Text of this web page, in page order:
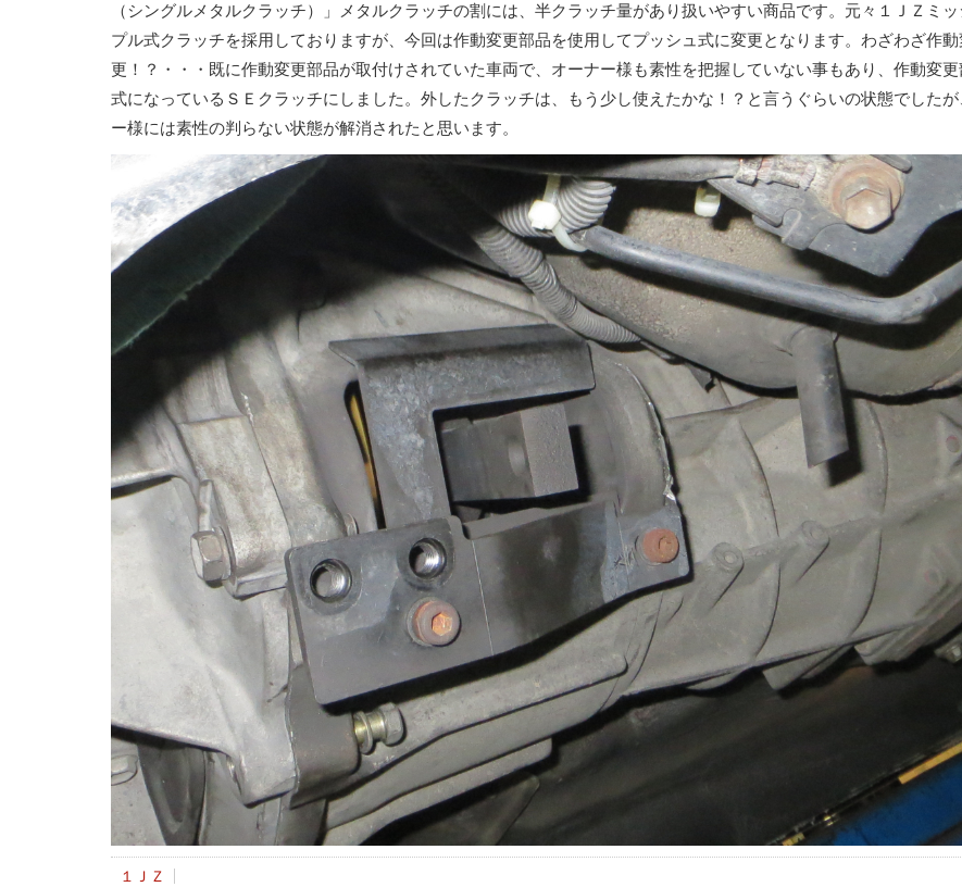
（シングルメタルクラッチ）」メタルクラッチの割には、半クラッチ量があり扱いやすい商品です。元々１ＪＺミ
プル式クラッチを採用しておりますが、今回は作動変更部品を使用してプッシュ式に変更となります。わざわざ作動
更！？・・・既に作動変更部品が取付けされていた車両で、オーナー様も素性を把握していない事もあり、作動変
式になっているＳＥクラッチにしました。外したクラッチは、もう少し使えたかな！？と言うぐらいの状態でした
ー様には素性の判らない状態が解消されたと思います。
１ＪＺ